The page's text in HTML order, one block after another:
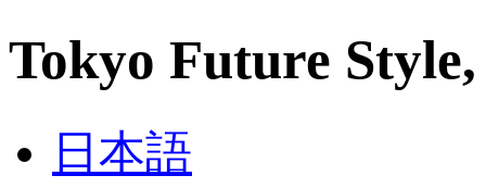
Tokyo Future
日本語